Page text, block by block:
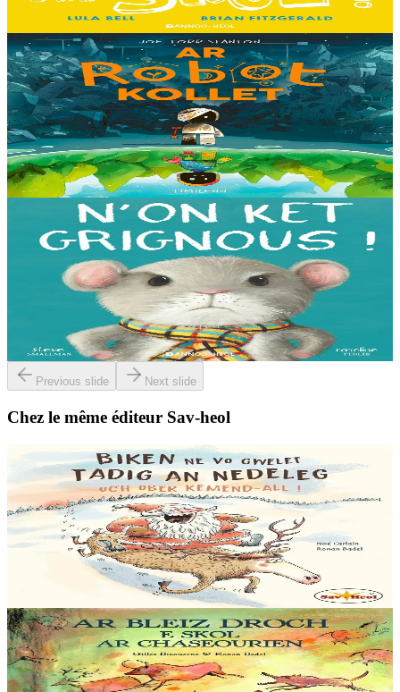
13,00 €
8 ans et plus
Timilenn
The Lost Robot
Au cœur d’une décharge, un petit robot brisé s’éveille. Il ne se
souvient plus d’où il vient ni depuis combien de temps il est là, mais
il sait qu’il n’est pas à sa place....
En stock 14,00 €
Bannoù-heol
I'm not grumpy!
À la lisière de la forêt vit une petite souris. C'est la souris la plus
grognonne et la plus hargneuse des environs, jusqu'à sa rencontre
avec un petit blaireau...
En stock13,00 €
Previous slide Next slide
Chez le même éditeur Sav-heol
6 ans et plus
Sav-heol
Tout ce que le Père Noël ne fera jamais
Tout ce que le Père Noël ne fera jamais : • Confondre Pâques et
Noël. • Manger tous les gâteaux laissés par les enfants et ne plus
pouvoir passer par la cheminée....
5 ans et plus
Sav-heol
Loup gris à l'école des chasseurs